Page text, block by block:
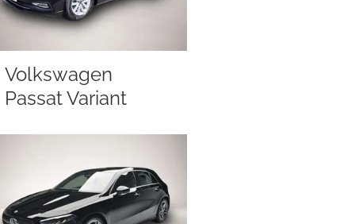
Volkswagen
Passat Variant